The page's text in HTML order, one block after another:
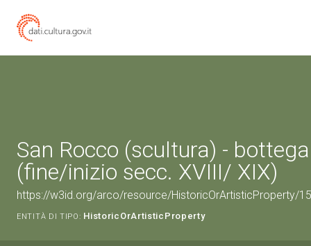
San Rocco (scultura) -
(fine/inizio secc. XVIII/ XIX)
https://w3id.org/arco/resource/HistoricOrArtisticProperty/
ENTITÀ DI TIPO: HistoricOrArtisticProperty